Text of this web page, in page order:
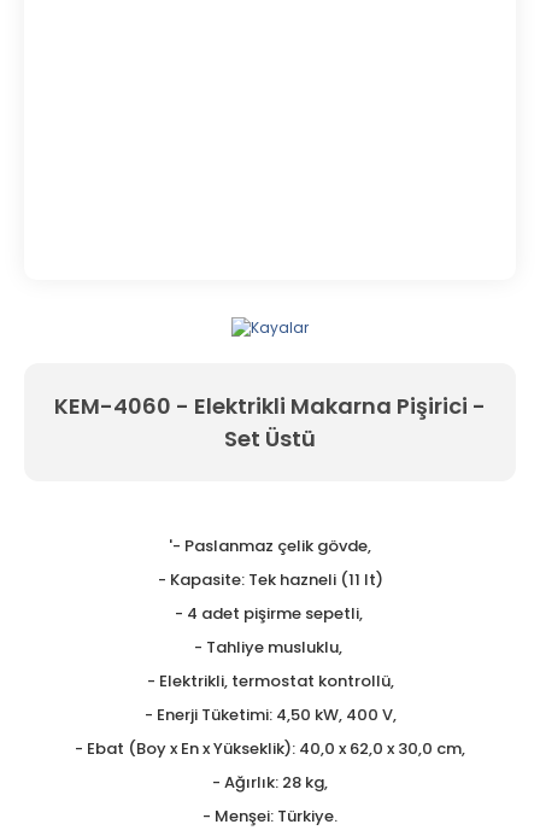
KEM-4060 - Elektrikli Makarna Pişirici -
Set Üstü
'- Paslanmaz çelik gövde,
- Kapasite: Tek hazneli (11 lt)
- 4 adet pişirme sepetli,
- Tahliye musluklu,
- Elektrikli, termostat kontrollü,
- Enerji Tüketimi: 4,50 kW, 400 V,
- Ebat (Boy x En x Yükseklik): 40,0 x 62,0 x 30,0 cm,
- Ağırlık: 28 kg,
- Menşei: Türkiye.